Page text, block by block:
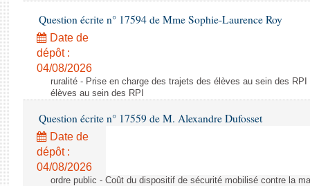
Question écrite n° 17594 de Mme Sophie-Laurence Roy
Date de
dépôt :
04/08/2026
ruralité - Prise en charge des trajets des élèves au sein des
élèves au sein des RPI
Question écrite n° 17559 de M. Alexandre Dufosset
Date de
dépôt :
04/08/2026
ordre public - Coût du dispositif de sécurité mobilisé contre la